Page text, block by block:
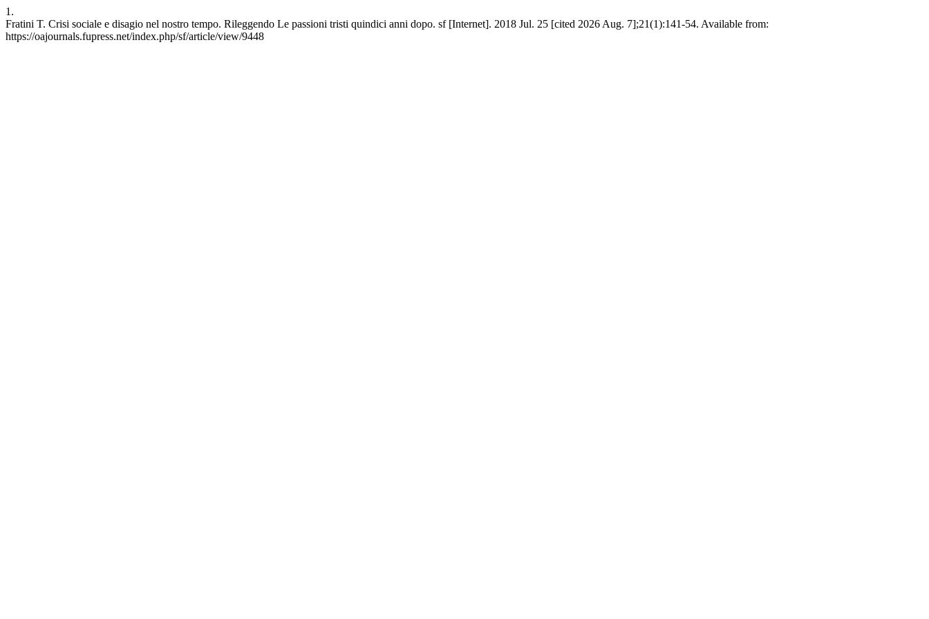
1.
Fratini T. Crisi sociale e disagio nel nostro tempo. Rileggendo Le passioni tristi quindici anni dopo. sf [Internet]. 2018 Jul. 25 [cited 2026 Aug. 7];21(1):141-54. Available from:
https://oajournals.fupress.net/index.php/sf/article/view/9448